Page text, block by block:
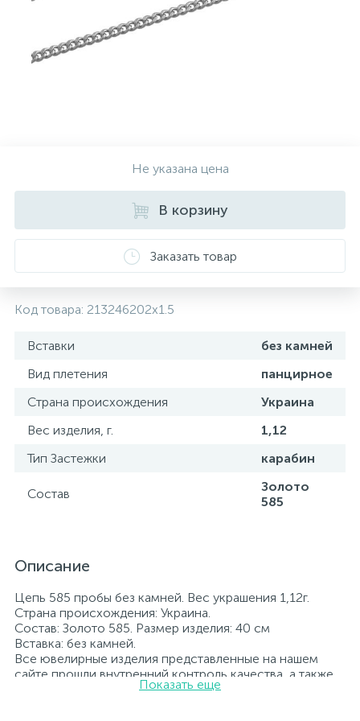
Не указана цена
В корзину
Заказать товар
Код товара: 213246202x1.5
Вставки
без камней
Вид плетения
панцирное
Страна происхождения
Украина
Вес изделия, г.
1,12
Тип Застежки
карабин
Состав
Золото
585
Описание
Цепь 585 пробы без камней. Вес украшения 1,12г.
Страна происхождения: Украина.
Состав: Золото 585. Размер изделия: 40 см
Вставка: без камней.
Все ювелирные изделия представленные на нашем
сайте прошли внутренний контроль качества, а также
контроль государственной пробирной службой
Показать еще
Серебряные колье
Серебряные сувениры